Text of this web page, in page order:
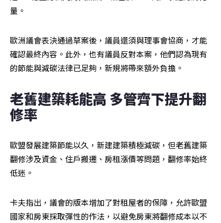
量。
歐洲議會表決通過草案後，議員還須與理事會協商，才能
確認最終內容。此外，也有議員反對本案，他們認為現有
的節能與減碳法律已足夠，新規將帶來額外負擔。
老舊建築耗能高 多管齊下提升翻
修率
歐盟發展建築節能以久，新建建築積極減碳，但老舊建築
翻修涉及資金、住戶搬遷、房租漲價等問題，翻修率始終
低迷。
卡夫指出，議會的版本增加了對租屋者的保障，允許歐盟
國家和房東採取彈性的作法，以避免房東將翻修成本以不